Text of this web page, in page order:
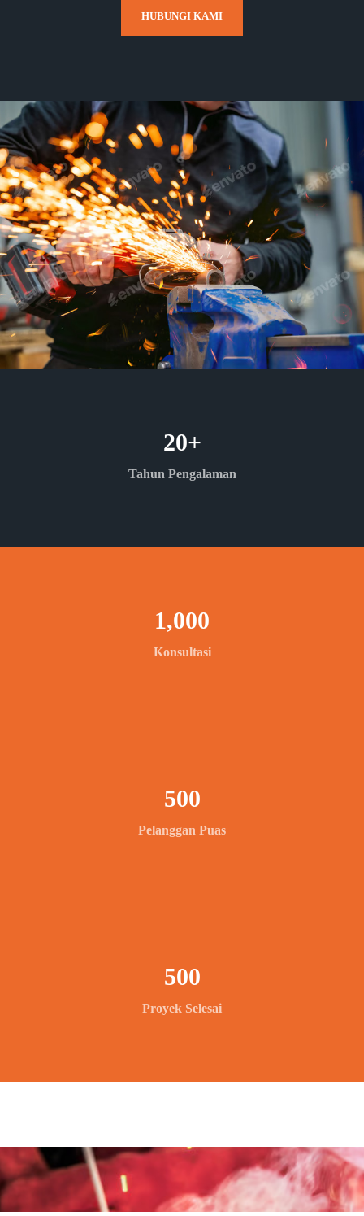
HUBUNGI KAMI
Tahun Pengalaman
20+
Konsultasi
1,000
Pelanggan Puas
500
Proyek Selesai
500